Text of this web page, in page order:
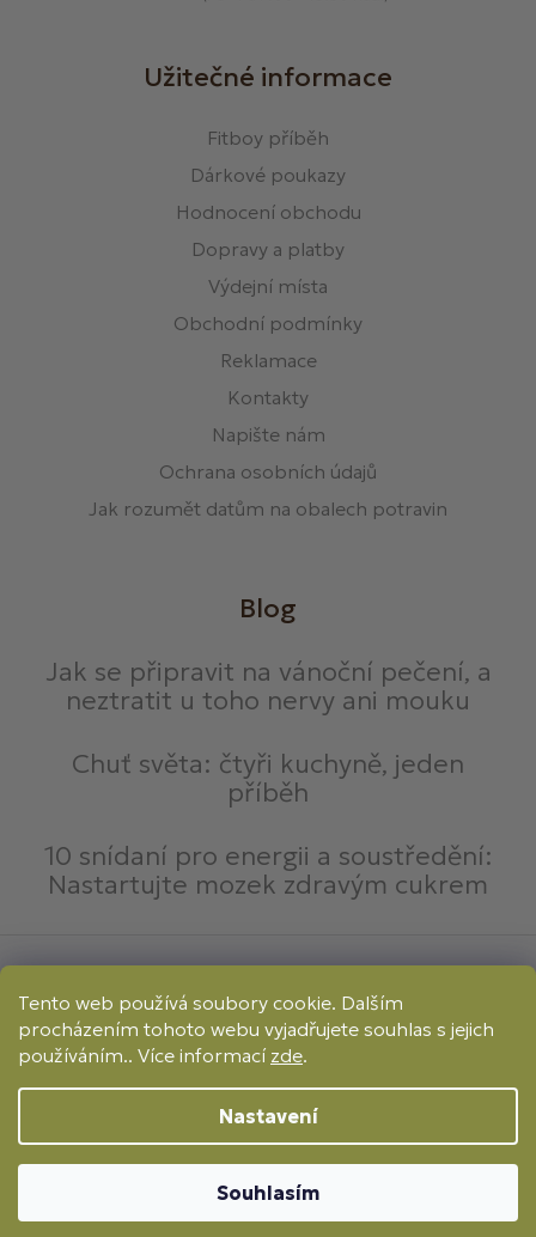
Tento web používá soubory cookie. Dalším
procházením tohoto webu vyjadřujete souhlas s jejich
používáním.. Více informací zde.
Nastavení
Souhlasím
Užitečné informace
Fitboy příběh
Dárkové poukazy
Hodnocení obchodu
Dopravy a platby
Výdejní místa
Obchodní podmínky
Reklamace
Kontakty
Napište nám
Ochrana osobních údajů
Jak rozumět datům na obalech potravin
Blog
Jak se připravit na vánoční pečení, a
neztratit u toho nervy ani mouku
Chuť světa: čtyři kuchyně, jeden
příběh
10 snídaní pro energii a soustředění:
Nastartujte mozek zdravým cukrem
Online Převod Dobírka
Způsoby dopravy:
Copyright (c)2026 FITBOY- Všechna práva
vyhrazena